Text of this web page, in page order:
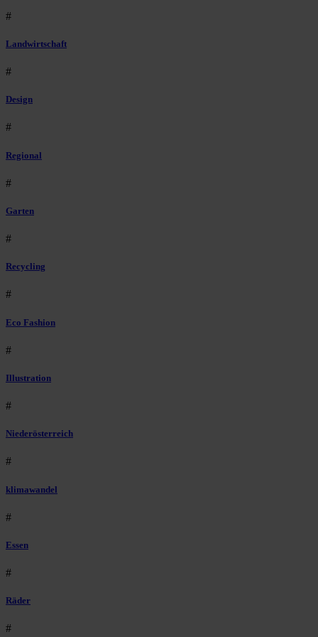
#
Landwirtschaft
#
Design
#
Regional
#
Garten
#
Recycling
#
Eco Fashion
#
Illustration
#
Niederösterreich
#
klimawandel
#
Essen
#
Räder
#